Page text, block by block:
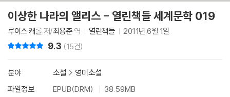
이상한 나라의 앨리스 - 열린책들 세계문학 019
루이스 캐롤저/최용준역 열린책들 2011년 6월 1일
9.3 (15건)
분야 소설 > 영미소설
파일정보
EPUB(DRM)
38.59MB